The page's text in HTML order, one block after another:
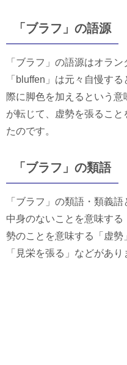
「ブラフ」の語源
「ブラフ」の語源はオラ
「bluffen」は元々自慢す
際に脚色を加えるという
が転じて、虚勢を張るこ
たのです。
「ブラフ」の類語
「ブラフ」の類語・類義
中身のないことを意味す
勢のことを意味する「虚
「見栄を張る」などがあり